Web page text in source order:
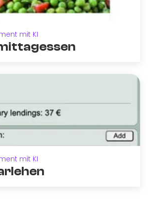
mit KI
mit KI